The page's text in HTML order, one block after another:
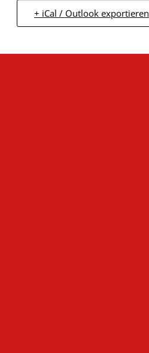
+ iCal / Outlook exportieren